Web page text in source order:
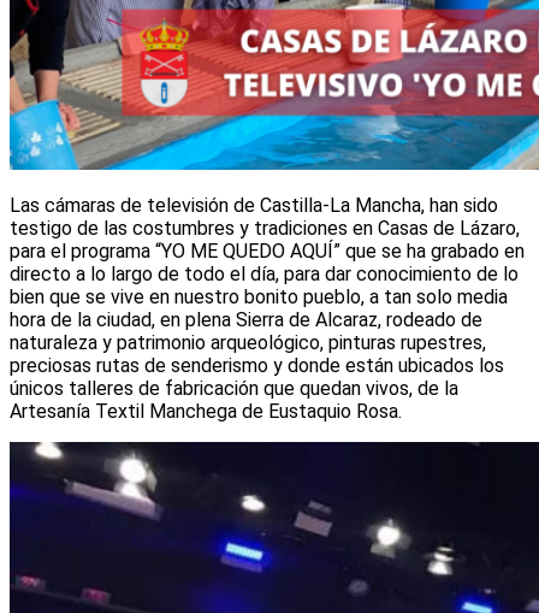
Las cámaras de televisión de Castilla-La Mancha, han sido
testigo de las costumbres y tradiciones en Casas de Lázaro,
para el programa “YO ME QUEDO AQUÍ” que se ha grabado en
directo a lo largo de todo el día, para dar conocimiento de lo
bien que se vive en nuestro bonito pueblo, a tan solo media
hora de la ciudad, en plena Sierra de Alcaraz, rodeado de
naturaleza y patrimonio arqueológico, pinturas rupestres,
preciosas rutas de senderismo y donde están ubicados los
únicos talleres de fabricación que quedan vivos, de la
Artesanía Textil Manchega de Eustaquio Rosa.